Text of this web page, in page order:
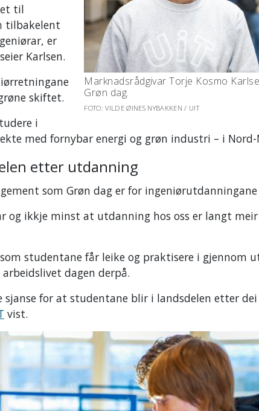
Marknadsrådgivar Torje Kosmo
Grøn dag.
FOTO: VILDE ØINES NYBAKKEN / UIT
til
tilbakelent
er
Karlsen.
skiftet.
i
med fornybar energi og grøn industri – i Nord-
etter utdanning
som Grøn dag er for ingeniørutdanningane
og ikkje minst at utdanning hos oss er langt meir
studentane får leike og praktisere i gjennom
dagen derpå.
sjanse for at studentane blir i landsdelen etter
vist.